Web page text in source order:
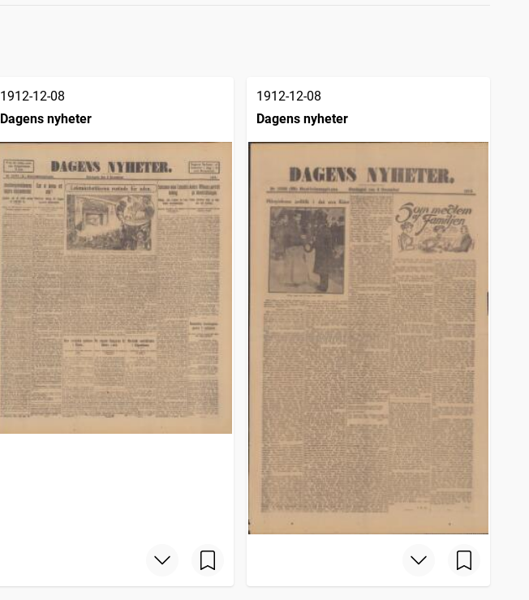
1912-12-08
Dagens nyheter
1912-12-08
Dagens nyheter